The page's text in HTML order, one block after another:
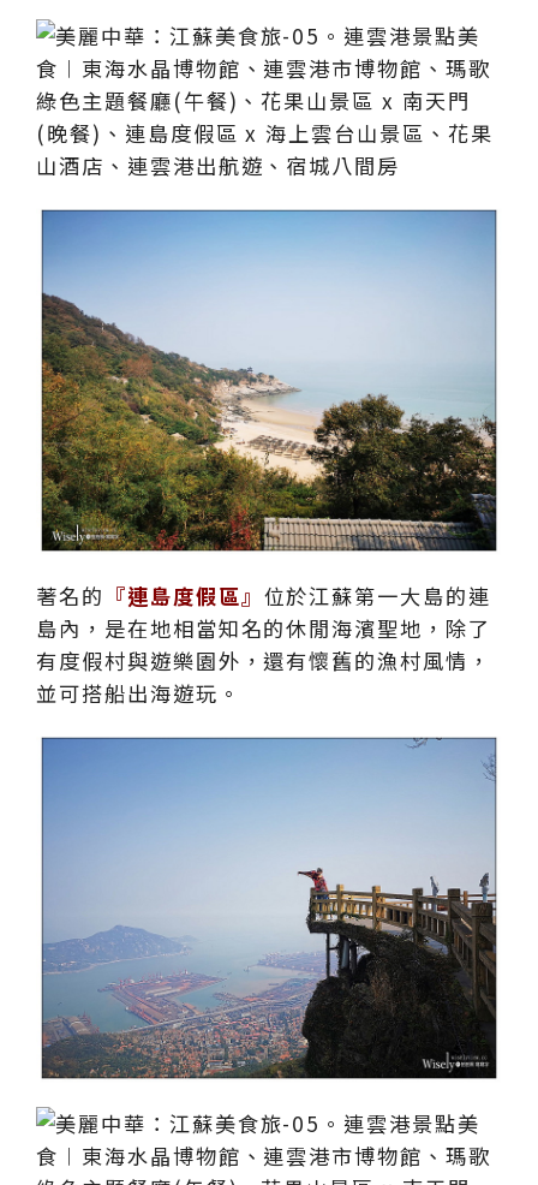
著名的 『連島度假區』 位於江蘇第一大島的連
島內，是在地相當知名的休閒海濱聖地，除了
有度假村與遊樂園外，還有懷舊的漁村風情，
並可搭船出海遊玩。